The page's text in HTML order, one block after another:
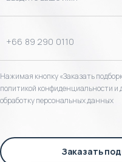
Нажимая кнопку «Заказать
политикой конфиденциальности и
обработку персональных данных
Заказать